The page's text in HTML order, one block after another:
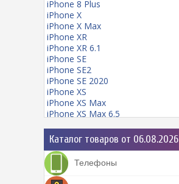
iPhone 8 Plus
iPhone X
iPhone X Max
iPhone XR
iPhone XR 6.1
iPhone SE
iPhone SE2
iPhone SE 2020
iPhone XS
iPhone XS Max
iPhone XS Max 6.5
iPhone 11 mini
iPhone 11 Pro
iPhone 11 Pro Max
iPhone 12
iPhone 12 Pro
Каталог товаров от 06.08.2026
Телефоны